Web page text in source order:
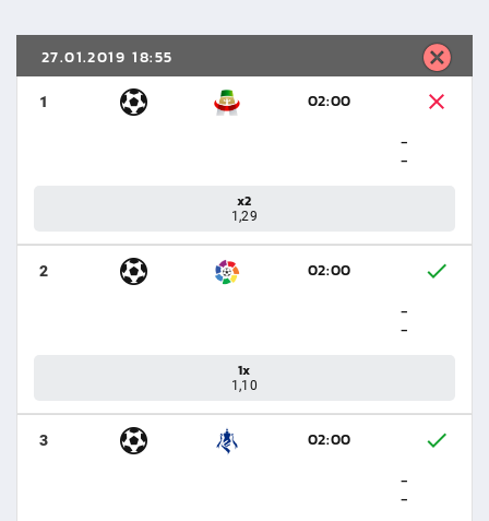
27.01.2019 18:55
1
02:00
-
-
x2
1,29
2
02:00
-
-
1x
1,10
3
02:00
-
-